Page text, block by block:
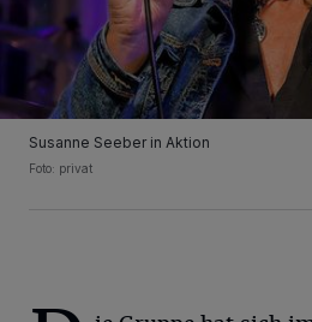
Susanne Seeber in Aktion
Foto: privat